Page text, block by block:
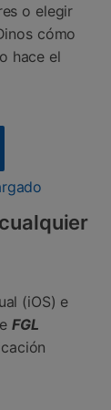
o elegir
cómo
hace el
(iOS) e
FGL